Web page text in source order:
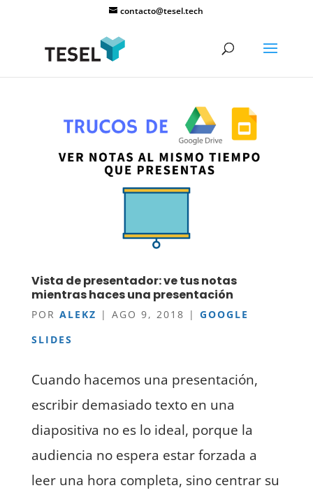
contacto@tesel.tech
Vista de presentador: ve tus notas
mientras haces una presentación
POR ALEKZ | AGO 9, 2018 | GOOGLE
SLIDES
Cuando hacemos una presentación,
escribir demasiado texto en una
diapositiva no es lo ideal, porque la
audiencia no espera estar forzada a
leer una hora completa, sino centrar su